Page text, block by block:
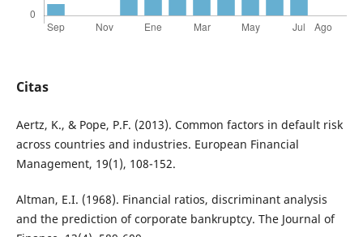
Citas
Aertz, K., & Pope, P.F. (2013). Common factors in default risk
across countries and industries. European Financial
Management, 19(1), 108-152.
Altman, E.I. (1968). Financial ratios, discriminant analysis
and the prediction of corporate bankruptcy. The Journal of